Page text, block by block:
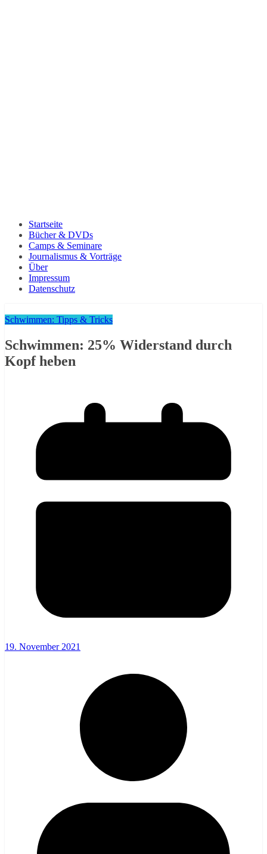
Startseite
Bücher & DVDs
Camps & Seminare
Journalismus & Vorträge
Über
Impressum
Datenschutz
Schwimmen: Tipps & Tricks
Schwimmen: 25% Widerstand durch
Kopf heben
19. November 2021